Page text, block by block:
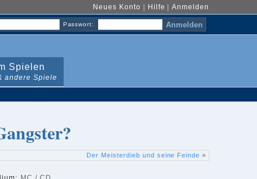
Neues Konto Hilfe |Anmelden
Passwort:
Spielen
andere Spiele
Der Meisterdieb und seine Feinde »